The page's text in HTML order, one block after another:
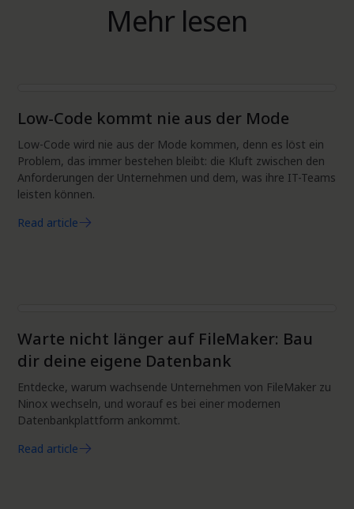
Mehr lesen
Low-Code kommt nie aus der Mode
Low-Code wird nie aus der Mode kommen, denn es löst ein
Problem, das immer bestehen bleibt: die Kluft zwischen den
Anforderungen der Unternehmen und dem, was ihre IT-Teams
leisten können.
Read article
Warte nicht länger auf FileMaker: Bau
dir deine eigene Datenbank
Entdecke, warum wachsende Unternehmen von FileMaker zu
Ninox wechseln, und worauf es bei einer modernen
Datenbankplattform ankommt.
Read article